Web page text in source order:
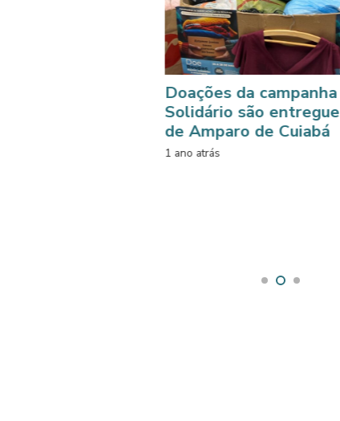
Doações da campanha IWIRC
Solidário são entregues à Casa
de Amparo de Cuiabá